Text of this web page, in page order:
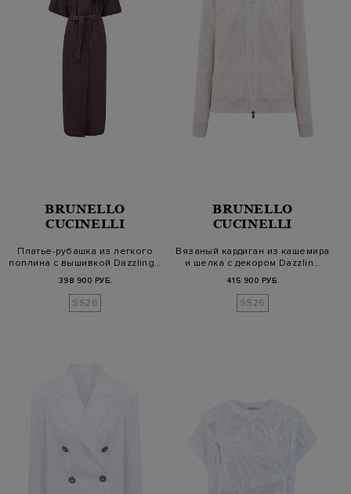
BRUNELLO
CUCINELLI
Платье-рубашка из легкого
поплина с вышивкой Dazzling…
398 900 РУБ.
SS26
BRUNELLO
CUCINELLI
Вязаный кардиган из кашемира
и шелка с декором Dazzlin…
415 900 РУБ.
SS26